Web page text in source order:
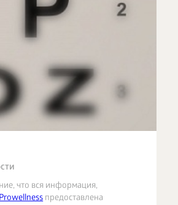
что вся информация,
предоставлена